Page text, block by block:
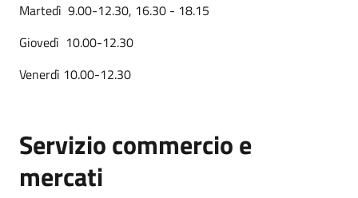
Martedì 9.00-12.30, 16.30 - 18.15
Giovedì 10.00-12.30
Venerdì 10.00-12.30
Servizio commercio e
mercati